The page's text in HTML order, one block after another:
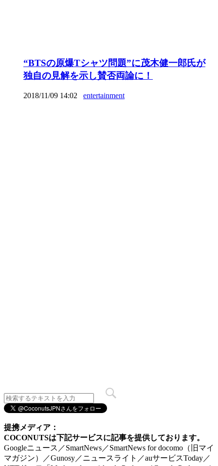
“BTSの原爆Tシャツ問題”に茂木健一郎氏が
独自の見解を示し賛否両論に！
2018/11/09 14:02 entertainment
提携メディア：
COCONUTSは下記サービスに記事を提供しております。
Googleニュース／SmartNews／SmartNews for docomo（旧マイ
マガジン）／Gunosy／ニュースライト／auサービスToday／